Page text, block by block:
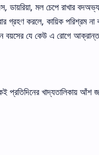
, ডায়রিয়া, মল চেপে রাখার
গ্রহণ করলে, কায়িক পরিশ্রম না
বয়সের যে কেউ এ রোগে
প্রতিদিনের খাদ্যতালিকায় আঁশ